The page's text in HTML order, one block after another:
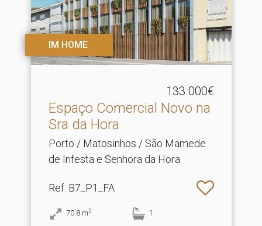
IM HOME
133.000€
Espaço Comercial Novo na
Sra da Hora
Porto / Matosinhos / São Mamede
de Infesta e Senhora da Hora
Ref: B7_P1_FA
70.8 m2 1